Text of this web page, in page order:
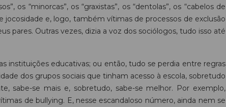
os “minorcas”, os “graxistas”, os “dentolas”, os “cabelos de
jocosidade e, logo, também vítimas de processos de exclusão
pares. Outras vezes, dizia a voz dos sociólogos, tudo isso até
instituições educativas; ou então, tudo se perdia entre regras
dos grupos sociais que tinham acesso à escola, sobretudo
sabe-se mais e, sobretudo, sabe-se melhor. Por exemplo,
de bullying. E, nesse escandaloso número, ainda nem se